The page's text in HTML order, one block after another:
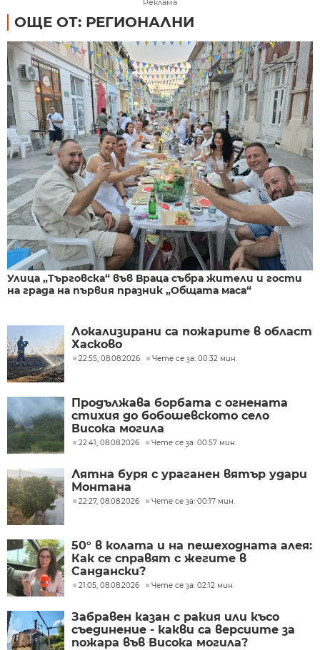
ОЩЕ ОТ: РЕГИОНАЛНИ
Улица „Търговска“ във Враца събра жители и гости
на града на първия празник „Общата маса“
Локализирани са пожарите в област
Хасково
22:55, 08.08.2026 Чете се за: 00:32 мин.
Продължава борбата с огнената
стихия до бобошевското село
Висока могила
22:41, 08.08.2026 Чете се за: 00:57 мин.
Лятна буря с ураганен вятър удари
Монтана
22:27, 08.08.2026 Чете се за: 00:17 мин.
50° в колата и на пешеходната алея:
Как се справят с жегите в
Сандански?
21:05, 08.08.2026 Чете се за: 02:12 мин.
Забравен казан с ракия или късо
съединение - какви са версиите за
пожара във Висока могила?